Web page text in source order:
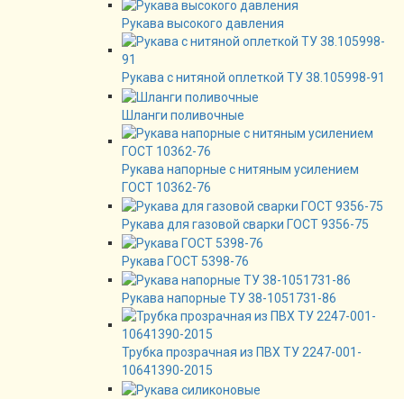
Рукава высокого давления
Рукава с нитяной оплеткой ТУ 38.105998-91
Шланги поливочные
Рукава напорные с нитяным усилением
ГОСТ 10362-76
Рукава для газовой сварки ГОСТ 9356-75
Рукава ГОСТ 5398-76
Рукава напорные ТУ 38-1051731-86
Трубка прозрачная из ПВХ ТУ 2247-001-
10641390-2015